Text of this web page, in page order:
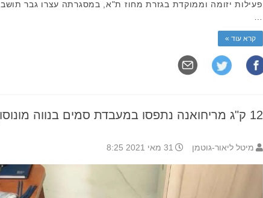
פעילות יזומה וממוקדת בגזרת מחוז ת"א, במסגרתה עצרו גבר תושב
קרא עוד »
12 ק"ג מריחואנה נתפסו במעבדת סמים בנווה מונוסון
מיטל ליאור-גוטמן 31 מאי 2021 8:25